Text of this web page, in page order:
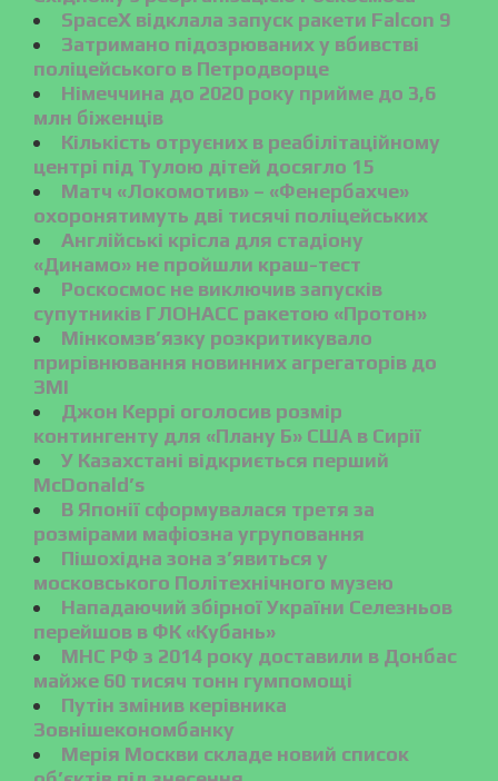
SpaceX відклала запуск ракети Falcon 9
Затримано підозрюваних у вбивстві
поліцейського в Петродворце
Німеччина до 2020 року прийме до 3,6
млн біженців
Кількість отруєних в реабілітаційному
центрі під Тулою дітей досягло 15
Матч «Локомотив» – «Фенербахче»
охоронятимуть дві тисячі поліцейських
Англійські крісла для стадіону
«Динамо» не пройшли краш-тест
Роскосмос не виключив запусків
супутників ГЛОНАСС ракетою «Протон»
Мінкомзв’язку розкритикувало
прирівнювання новинних агрегаторів до
ЗМІ
Джон Керрі оголосив розмір
контингенту для «Плану Б» США в Сирії
У Казахстані відкриється перший
McDonald’s
В Японії сформувалася третя за
розмірами мафіозна угруповання
Пішохідна зона з’явиться у
московського Політехнічного музею
Нападаючий збірної України Селезньов
перейшов в ФК «Кубань»
МНС РФ з 2014 року доставили в Донбас
майже 60 тисяч тонн гумпомощі
Путін змінив керівника
Зовнішекономбанку
Мерія Москви складе новий список